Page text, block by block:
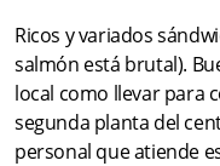
Ricos y variados
salmón está brutal).
local como llevar para
segunda planta del
personal que atiende